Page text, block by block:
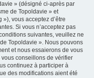
» (désigné ci-après par
de Topoldavie » et
vous acceptez d’être
Si vous n’acceptez pas
suivantes, veuillez ne
Topoldavie ». Nous pouvons
et nous essaierons de vous
conseillons de vérifier
continuez à participer à
des modifications aient été